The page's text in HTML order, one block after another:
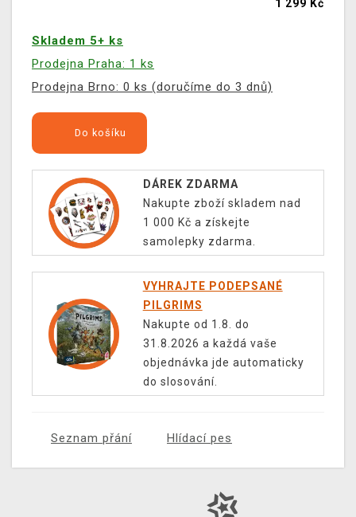
1 299 Kč
Skladem 5+ ks
Prodejna Praha: 1 ks
Prodejna Brno: 0 ks (doručíme do 3 dnů)
Do košíku
DÁREK ZDARMA
Nakupte zboží skladem nad
1 000 Kč a získejte
samolepky zdarma.
VYHRAJTE PODEPSANÉ
PILGRIMS
Nakupte od 1.8. do
31.8.2026 a každá vaše
objednávka jde automaticky
do slosování.
Seznam přání Hlídací pes